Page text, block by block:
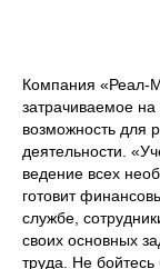
Компания «Реал-
затрачиваемое на
возможность для
деятельности.
ведение всех
готовит
службе,
своих основных
труда. Не бойтесь